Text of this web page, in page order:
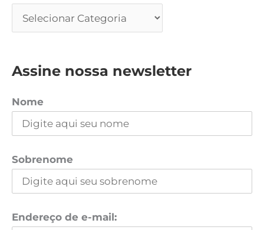
Assine nossa newsletter
Nome
Sobrenome
Endereço de e-mail: